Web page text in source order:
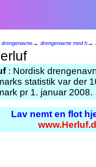
drengenavne→ drengenavne med h→
: Nordisk
statistik var der
pr 1. januar 2008.
Lav nemt en flot